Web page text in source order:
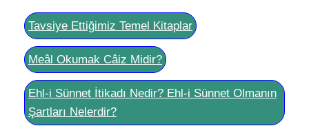
Tavsiye Ettiğimiz Temel Kitaplar
Meâl Okumak Câiz Midir?
Ehl-i Sünnet İtikadı Nedir? Ehl-i Sünnet Olmanın
Şartları Nelerdir?